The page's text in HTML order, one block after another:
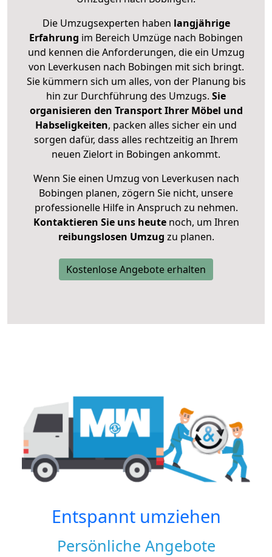
Die Umzugsexperten haben langjährige
Erfahrung im Bereich Umzüge nach Bobingen
und kennen die Anforderungen, die ein Umzug
von Leverkusen nach Bobingen mit sich bringt.
Sie kümmern sich um alles, von der Planung bis
hin zur Durchführung des Umzugs. Sie
organisieren den Transport Ihrer Möbel und
Habseligkeiten, packen alles sicher ein und
sorgen dafür, dass alles rechtzeitig an Ihrem
neuen Zielort in Bobingen ankommt.
Wenn Sie einen Umzug von Leverkusen nach
Bobingen planen, zögern Sie nicht, unsere
professionelle Hilfe in Anspruch zu nehmen.
Kontaktieren Sie uns heutenoch, um Ihren
reibungslosen Umzug zu planen.
Kostenlose Angebote erhalten
Entspannt umziehen
Persönliche Angebote